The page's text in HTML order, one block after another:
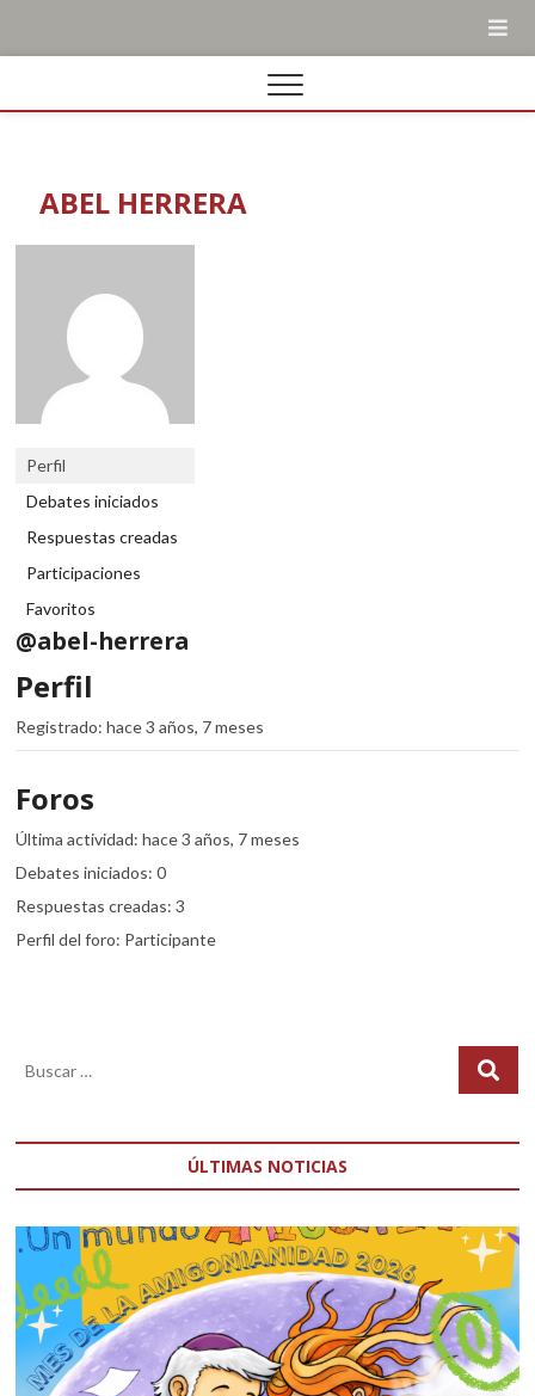
ABEL HERRERA
Perfil
Debates iniciados
Respuestas creadas
Participaciones
Favoritos
@abel-herrera
Perfil
Registrado: hace 3 años, 7 meses
Foros
Última actividad: hace 3 años, 7 meses
Debates iniciados: 0
Respuestas creadas: 3
Perfil del foro: Participante
ÚLTIMAS NOTICIAS